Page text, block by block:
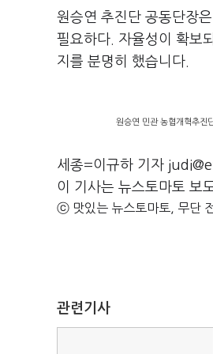
원승연 추진단 공동단장
필요하다. 자율성이 확보
지를 분명히 했습니다.
원승연 민관 농협개혁추진
세종=이규하 기자
이 기사는 뉴스토마토 보
ⓒ 맛있는 뉴스토마토, 무단
관련기사